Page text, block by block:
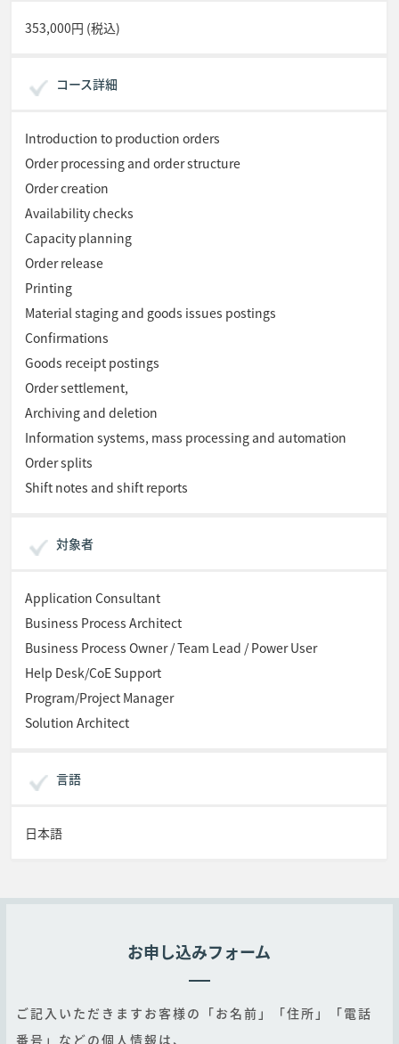
353,000円 (税込)
コース詳細
Introduction to production orders
Order processing and order structure
Order creation
Availability checks
Capacity planning
Order release
Printing
Material staging and goods issues postings
Confirmations
Goods receipt postings
Order settlement,
Archiving and deletion
Information systems, mass processing and automation
Order splits
Shift notes and shift reports
対象者
Application Consultant
Business Process Architect
Business Process Owner / Team Lead / Power User
Help Desk/CoE Support
Program/Project Manager
Solution Architect
言語
日本語
お申し込みフォーム
ご記入いただきますお客様の「お名前」「住所」「電話
番号」などの個人情報は、